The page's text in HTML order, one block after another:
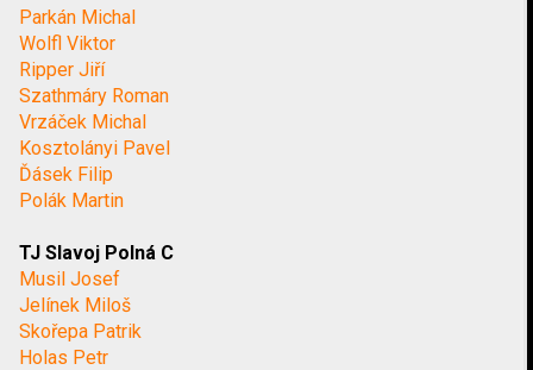
Parkán Michal
Wolfl Viktor
Ripper Jiří
Szathmáry Roman
Vrzáček Michal
Kosztolányi Pavel
Ďásek Filip
Polák Martin
TJ Slavoj Polná C
Musil Josef
Jelínek Miloš
Skořepa Patrik
Holas Petr